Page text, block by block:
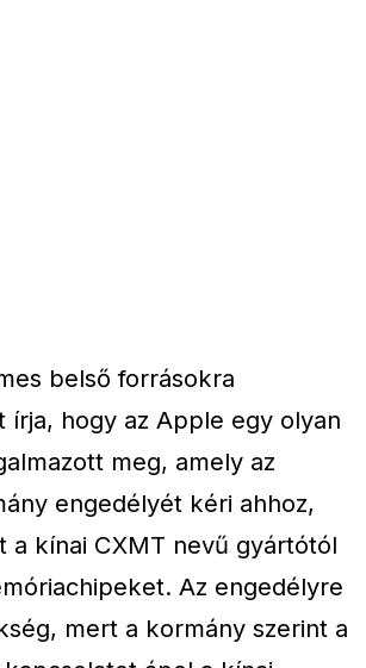
belső forrásokra
írja, hogy az Apple egy olyan
meg, amely az
engedélyét kéri ahhoz,
a kínai CXMT nevű gyártótól
Az engedélyre
mert a kormány szerint a